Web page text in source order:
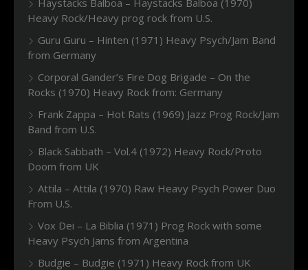
Haystacks Balboa – Haystacks Balboa (1970)
Heavy Rock/Heavy prog rock from U.S.
Guru Guru – Hinten (1971) Heavy Psych/Jam Band
from Germany
Corporal Gander’s Fire Dog Brigade – On the
Rocks (1970) Heavy Rock from: Germany
Frank Zappa – Hot Rats (1969) Jazz Prog Rock/Jam
Band from U.S.
Black Sabbath – Vol.4 (1972) Heavy Rock/Proto
Doom from UK
Attila – Attila (1970) Raw Heavy Psych Power Duo
From U.S.
Vox Dei – La Biblia (1971) Prog Rock with some
Heavy Psych Jams from Argentina
Budgie – Budgie (1971) Heavy Rock from UK